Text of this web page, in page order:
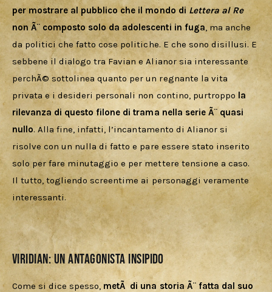
per mostrare al pubblico che il mondo di Lettera al Re
non Ã¨ composto solo da adolescenti in fuga, ma anche
da politici che fatto cose politiche. E che sono disillusi. E
sebbene il dialogo tra Favian e Alianor sia interessante
perchÃ© sottolinea quanto per un regnante la vita
privata e i desideri personali non contino, purtroppo la
rilevanza di questo filone di trama nella serie Ã¨ quasi
nullo. Alla fine, infatti, l’incantamento di Alianor si
risolve con un nulla di fatto e pare essere stato inserito
solo per fare minutaggio e per mettere tensione a caso.
Il tutto, togliendo screentime ai personaggi veramente
interessanti.
Viridian: un antagonista insipido
Come si dice spesso, metÃ  di una storia Ã¨ fatta dal suo